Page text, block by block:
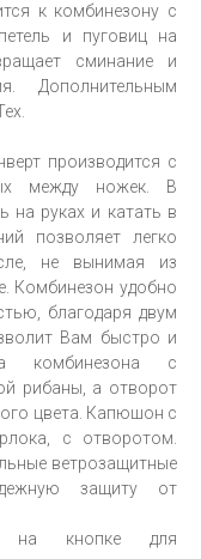
к комбинезону с
и пуговиц на
сминание и
Дополнительным
производится с
между ножек. В
на руках и катать в
позволяет легко
не вынимая из
Комбинезон удобно
благодаря двум
Вам быстро и
комбинезона с
рибаны, а отворот
цвета. Капюшон с
с отворотом.
ветрозащитные
защиту от
на кнопке для